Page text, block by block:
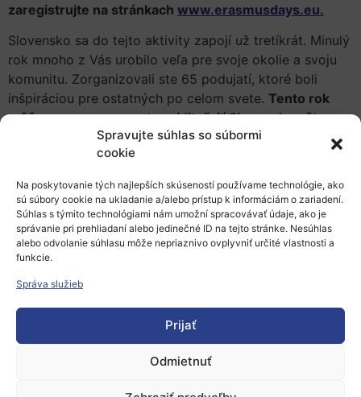
Spravujte súhlas so súbormi
cookie
Na poskytovanie tých najlepších skúseností používame technológie, ako
sú súbory cookie na ukladanie a/alebo prístup k informáciám o zariadení.
Súhlas s týmito technológiami nám umožní spracovávať údaje, ako je
správanie pri prehliadaní alebo jedinečné ID na tejto stránke. Nesúhlas
alebo odvolanie súhlasu môže nepriaznivo ovplyvniť určité vlastnosti a
funkcie.
Správa služieb
Prijať
Odmietnuť
zaregistrujte na stránkach www.erasmusdays.eu.
Slovensko sa do tejto aktivity zapojí už tretíkrát. Minulý
rok mnoho z Vás urobilo veľa pre svoje okolie a svoju
komunitu. Zorganizovali ste 65 podujatí, ktoré boli
inšpiráciou pre ostatných po celom svete. Tento rok
môžeme na mape sveta zviditeľniť Slovensko ešte
Kliknutím na 'Súhlasím' povolíte Youtube
Zdroj: SAAIC; https://www.erasmusplus.sk, zverejnené:
7. 10. 2021, autor: rpa